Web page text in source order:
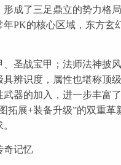
成了三足鼎立的势力格
PK的核心区域，东方玄
圣战宝甲；法师法神披
辨识度，属性也堪称顶
器的加入，进一步丰富
拓展+装备升级”的双重革
奇记忆